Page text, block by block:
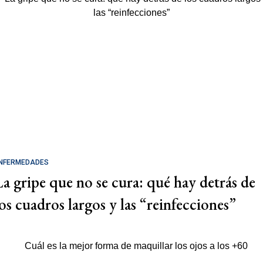
gripe que no se cura: qué hay detrás de
cuadros largos y las “reinfecciones”